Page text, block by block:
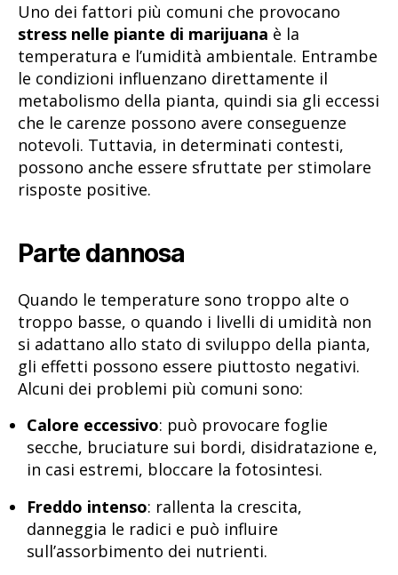
Uno dei fattori più comuni che provocano
stress nelle piante di marijuana è la
temperatura e l’umidità ambientale. Entrambe
le condizioni influenzano direttamente il
metabolismo della pianta, quindi sia gli eccessi
che le carenze possono avere conseguenze
notevoli. Tuttavia, in determinati contesti,
possono anche essere sfruttate per stimolare
risposte positive.
Parte dannosa
Quando le temperature sono troppo alte o
troppo basse, o quando i livelli di umidità non
si adattano allo stato di sviluppo della pianta,
gli effetti possono essere piuttosto negativi.
Alcuni dei problemi più comuni sono:
Calore eccessivo: può provocare foglie
secche, bruciature sui bordi, disidratazione e,
in casi estremi, bloccare la fotosintesi.
Freddo intenso: rallenta la crescita,
danneggia le radici e può influire
sull’assorbimento dei nutrienti.